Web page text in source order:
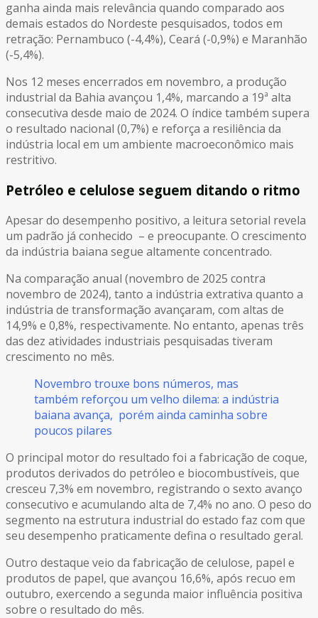
ganha ainda mais relevância quando comparado aos
demais estados do Nordeste pesquisados, todos em
retração: Pernambuco (-4,4%), Ceará (-0,9%) e Maranhão
(-5,4%).
Nos 12 meses encerrados em novembro, a produção
industrial da Bahia avançou 1,4%, marcando a 19ª alta
consecutiva desde maio de 2024. O índice também supera
o resultado nacional (0,7%) e reforça a resiliência da
indústria local em um ambiente macroeconômico mais
restritivo.
Petróleo e celulose seguem ditando o ritmo
Apesar do desempenho positivo, a leitura setorial revela
um padrão já conhecido – e preocupante. O crescimento
da indústria baiana segue altamente concentrado.
Na comparação anual (novembro de 2025 contra
novembro de 2024), tanto a indústria extrativa quanto a
indústria de transformação avançaram, com altas de
14,9% e 0,8%, respectivamente. No entanto, apenas três
das dez atividades industriais pesquisadas tiveram
crescimento no mês.
Novembro trouxe bons números, mas
também reforçou um velho dilema: a indústria
baiana avança, porém ainda caminha sobre
poucos pilares
O principal motor do resultado foi a fabricação de coque,
produtos derivados do petróleo e biocombustíveis, que
cresceu 7,3% em novembro, registrando o sexto avanço
consecutivo e acumulando alta de 7,4% no ano. O peso do
segmento na estrutura industrial do estado faz com que
seu desempenho praticamente defina o resultado geral.
Outro destaque veio da fabricação de celulose, papel e
produtos de papel, que avançou 16,6%, após recuo em
outubro, exercendo a segunda maior influência positiva
sobre o resultado do mês.